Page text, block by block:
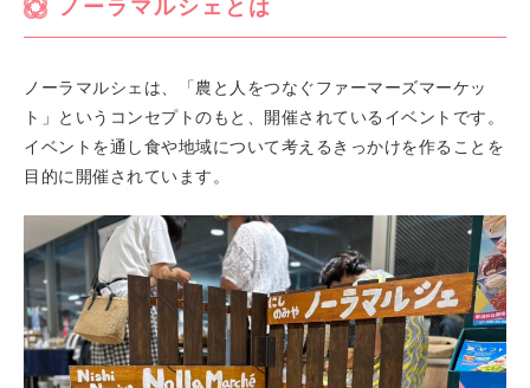
ノーラマルシェとは
ノーラマルシェは、「農と人をつなぐファーマーズマーケッ
ト」というコンセプトのもと、開催されているイベントです。
イベントを通し食や地域について考えるきっかけを作ることを
目的に開催されています。